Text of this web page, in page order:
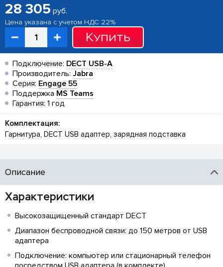
28 305 руб.
Цена указана с учетом НДС 22%
Купить
Подключение: DECT USB-A
Производитель: Jabra
Серия: Engage 55
Поддержка MS Teams
Гарантия: 1 год
Комплектация:
Гарнитура, DECT USB адаптер, зарядная подставка
Описание
Характеристики
Высокозащищенный стандарт DECT
Диапазон беспроводной связи: до 150 метров от USB
адаптера
Подключение: компьютер или стационарный телефон